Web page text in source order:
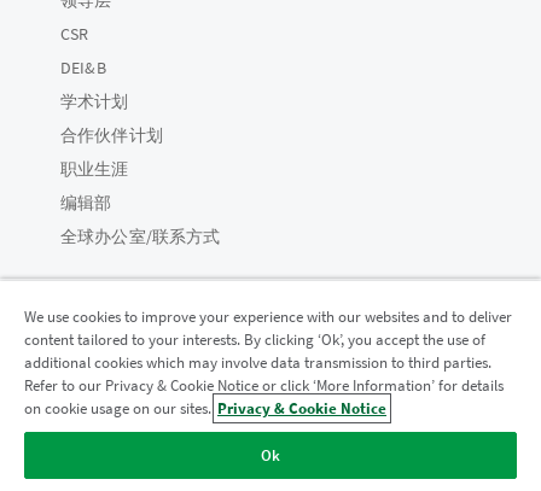
CSR
DEI&B
学术计划
合作伙伴计划
职业生涯
编辑部
全球办公室/联系方式
Qlik 社区
法律协议 产品条款 Legal Policies
法律条规
Do Not Share My Info
We use cookies to improve your experience with our websites and to deliver
content tailored to your interests. By clicking ‘Ok’, you accept the use of
additional cookies which may involve data transmission to third parties.
Refer to our Privacy & Cookie Notice or click ‘More Information’ for details
on cookie usage on our sites. Privacy & Cookie Notice
Ok